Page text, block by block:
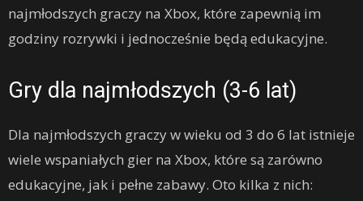
najmłodszych graczy na Xbox, które zapewnią im
godziny rozrywki i jednocześnie będą edukacyjne.
Gry dla najmłodszych (3-6 lat)
Dla najmłodszych graczy w wieku od 3 do 6 lat istnieje
wiele wspaniałych gier na Xbox, które są zarówno
edukacyjne, jak i pełne zabawy. Oto kilka z nich: